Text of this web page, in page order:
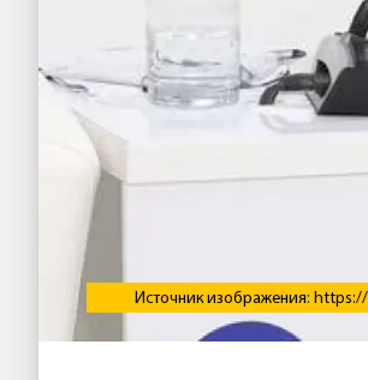
Источник изображения: